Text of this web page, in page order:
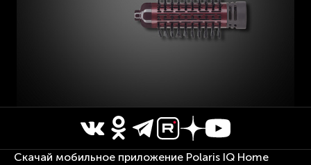
Скачай мобильное приложение Polaris IQ Home